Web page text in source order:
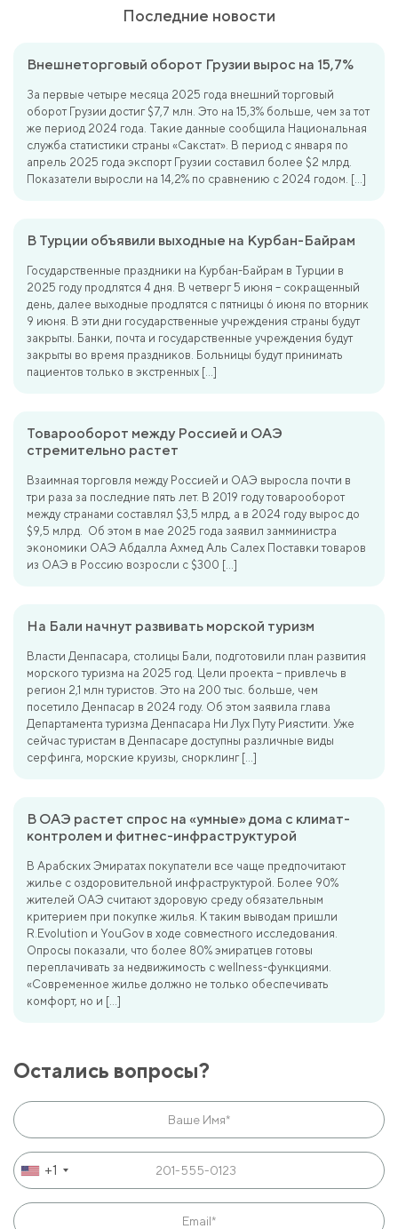
Последние новости
Внешнеторговый оборот Грузии вырос на 15,7%
За первые четыре месяца 2025 года внешний торговый
оборот Грузии достиг $7,7 млн. Это на 15,3% больше, чем за тот
же период 2024 года. Такие данные сообщила Национальная
служба статистики страны «Сакстат». В период с января по
апрель 2025 года экспорт Грузии составил более $2 млрд.
Показатели выросли на 14,2% по сравнению с 2024 годом. […]
В Турции объявили выходные на Курбан-Байрам
Государственные праздники на Курбан-Байрам в Турции в
2025 году продлятся 4 дня. В четверг 5 июня – сокращенный
день, далее выходные продлятся с пятницы 6 июня по вторник
9 июня. В эти дни государственные учреждения страны будут
закрыты. Банки, почта и государственные учреждения будут
закрыты во время праздников. Больницы будут принимать
пациентов только в экстренных […]
Товарооборот между Россией и ОАЭ
стремительно растет
Взаимная торговля между Россией и ОАЭ выросла почти в
три раза за последние пять лет. В 2019 году товарооборот
между странами составлял $3,5 млрд, а в 2024 году вырос до
$9,5 млрд. Об этом в мае 2025 года заявил замминистра
экономики ОАЭ Абдалла Ахмед Аль Салех Поставки товаров
из ОАЭ в Россию возросли с $300 […]
На Бали начнут развивать морской туризм
Власти Денпасара, столицы Бали, подготовили план развития
морского туризма на 2025 год. Цели проекта – привлечь в
регион 2,1 млн туристов. Это на 200 тыс. больше, чем
посетило Денпасар в 2024 году. Об этом заявила глава
Департамента туризма Денпасара Ни Лух Путу Риястити. Уже
сейчас туристам в Денпасаре доступны различные виды
серфинга, морские круизы, снорклинг […]
В ОАЭ растет спрос на «умные» дома с климат-
контролем и фитнес-инфраструктурой
В Арабских Эмиратах покупатели все чаще предпочитают
жилье с оздоровительной инфраструктурой. Более 90%
жителей ОАЭ считают здоровую среду обязательным
критерием при покупке жилья. К таким выводам пришли
R.Evolution и YouGov в ходе совместного исследования.
Опросы показали, что более 80% эмиратцев готовы
переплачивать за недвижимость с wellness-функциями.
«Современное жилье должно не только обеспечивать
комфорт, но и […]
Остались вопросы?
+1